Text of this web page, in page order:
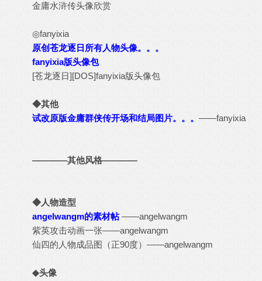
金庸水浒传头像欣赏
◎fanyixia
原创苍龙逐日所有人物头像。。。
fanyixia版头像包
[苍龙逐日][DOS]fanyixia版头像包
◆其他
试改原版金庸群侠传开场和结局图片。。。 ——fanyixia
————其他风格————
◆人物造型
angelwangm的素材帖——angelwangm
紫英攻击动画一张——angelwangm
仙四的人物成品图（正90度） ——angelwangm
◆头像